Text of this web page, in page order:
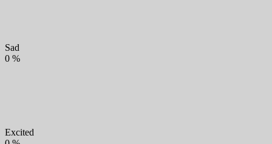
Sad
0 %
Excited